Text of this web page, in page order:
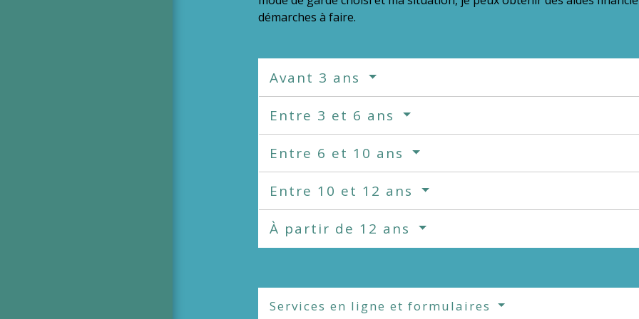
démarches à faire.
Avant 3 ans
Entre 3 et 6 ans
Entre 6 et 10 ans
Entre 10 et 12 ans
À partir de 12 ans
Services en ligne et formulaires